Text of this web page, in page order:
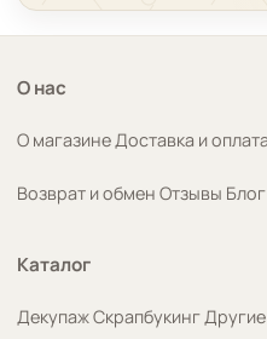
О нас
О магазинеДоставка и оплата
Возврат и обмен Отзывы Блог
Каталог
ДекупажСкрапбукинг